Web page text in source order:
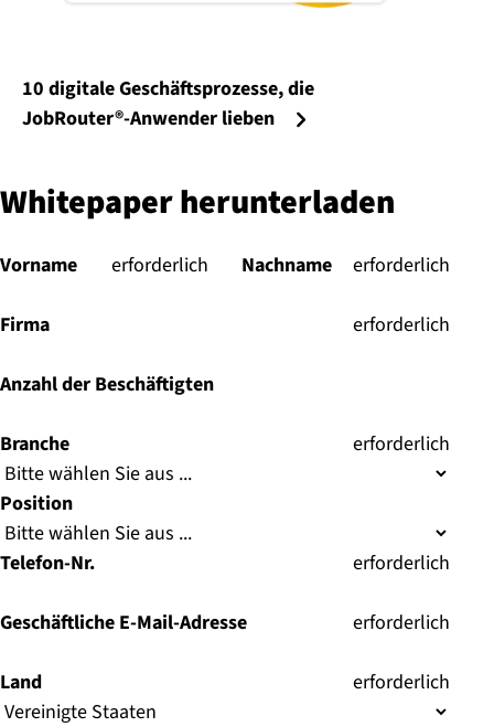
10 digitale Geschäftsprozesse, die
JobRouter®-Anwender lieben
Whitepaper herunterladen
Vorname (
erforderlich Nachname (
erforderlich
Firma (
erforderlich
Anzahl der Beschäftigten
Branche (
erforderlich
Position
Telefon-Nr. (
erforderlich
Geschäftliche E-Mail-Adresse (
erforderlich
Land (
erforderlich